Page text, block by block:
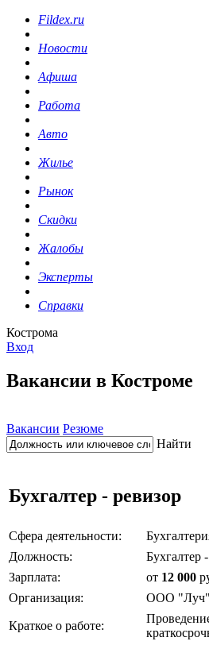
Fildex.ru
Новости
Афиша
Работа
Авто
Жилье
Рынок
Скидки
Жалобы
Эксперты
Справки
Кострома
Вход
Вакансии в Костроме
Вакансии Резюме
Найти
Бухгалтер - ревизор
Сфера деятельности:
Должность:
Бухгалтер
Зарплата:
от 12 000
Организация:
ООО "Луч"
Краткое о работе: